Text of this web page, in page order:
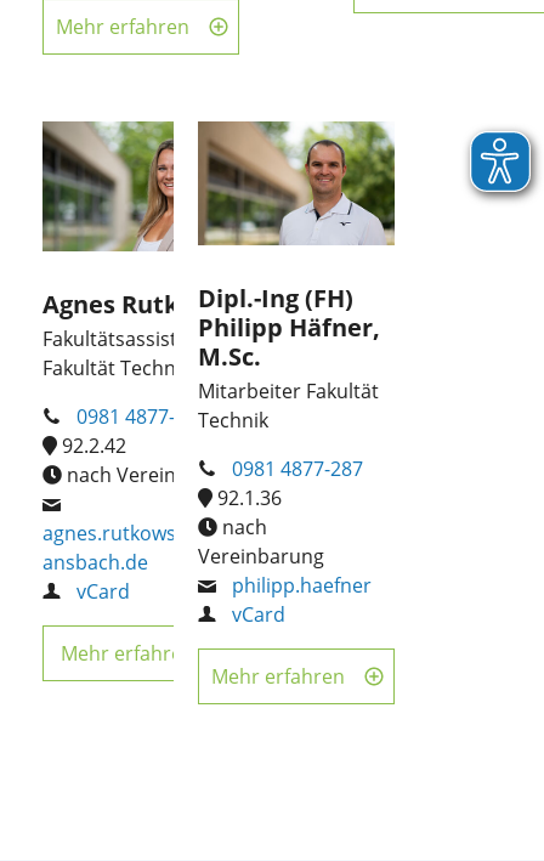
Mehr erfahren
Agnes Rutkowski
Fakultätsassistentin
Fakultät Technik
0981 4877-584
92.2.42
nach Vereinbarung
agnes.rutkowski(at)hs-
ansbach.de
vCard
Mehr erfahren
Dipl.-Ing (FH)
Philipp Häfner,
M.Sc.
Mitarbeiter Fakultät
Technik
0981 4877-287
92.1.36
nach
Vereinbarung
philipp.haefner
vCard
Mehr erfahren